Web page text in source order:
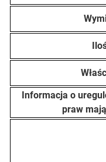
Informacja o
praw